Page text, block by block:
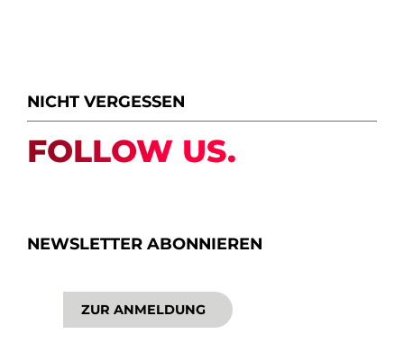
NICHT VERGESSEN
FOLLOW US.
NEWSLETTER ABONNIEREN
ZUR ANMELDUNG